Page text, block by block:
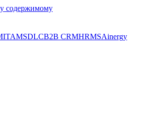
содержимому
ITAMSDLCB2B CRMHRMSAinergy